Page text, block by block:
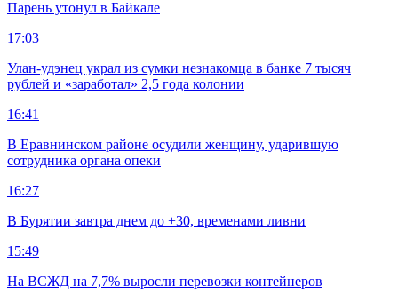
Парень утонул в Байкале
17:03
Улан-удэнец украл из сумки незнакомца в банке 7 тысяч
рублей и «заработал» 2,5 года колонии
16:41
В Еравнинском районе осудили женщину, ударившую
сотрудника органа опеки
16:27
В Бурятии завтра днем до +30, временами ливни
15:49
На ВСЖД на 7,7% выросли перевозки контейнеров